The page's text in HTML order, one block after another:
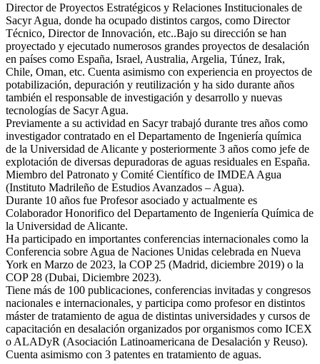
Director de Proyectos Estratégicos y Relaciones Institucionales de
Sacyr Agua, donde ha ocupado distintos cargos, como Director
Técnico, Director de Innovación, etc..Bajo su dirección se han
proyectado y ejecutado numerosos grandes proyectos de desalación
en países como España, Israel, Australia, Argelia, Túnez, Irak,
Chile, Oman, etc. Cuenta asimismo con experiencia en proyectos de
potabilización, depuración y reutilización y ha sido durante años
también el responsable de investigación y desarrollo y nuevas
tecnologías de Sacyr Agua.
Previamente a su actividad en Sacyr trabajó durante tres años como
investigador contratado en el Departamento de Ingeniería química
de la Universidad de Alicante y posteriormente 3 años como jefe de
explotación de diversas depuradoras de aguas residuales en España.
Miembro del Patronato y Comité Científico de IMDEA Agua
(Instituto Madrileño de Estudios Avanzados – Agua).
Durante 10 años fue Profesor asociado y actualmente es
Colaborador Honorifico del Departamento de Ingeniería Química de
la Universidad de Alicante.
Ha participado en importantes conferencias internacionales como la
Conferencia sobre Agua de Naciones Unidas celebrada en Nueva
York en Marzo de 2023, la COP 25 (Madrid, diciembre 2019) o la
COP 28 (Dubai, Diciembre 2023).
Tiene más de 100 publicaciones, conferencias invitadas y congresos
nacionales e internacionales, y participa como profesor en distintos
máster de tratamiento de agua de distintas universidades y cursos de
capacitación en desalación organizados por organismos como ICEX
o ALADyR (Asociación Latinoamericana de Desalación y Reuso).
Cuenta asimismo con 3 patentes en tratamiento de aguas.